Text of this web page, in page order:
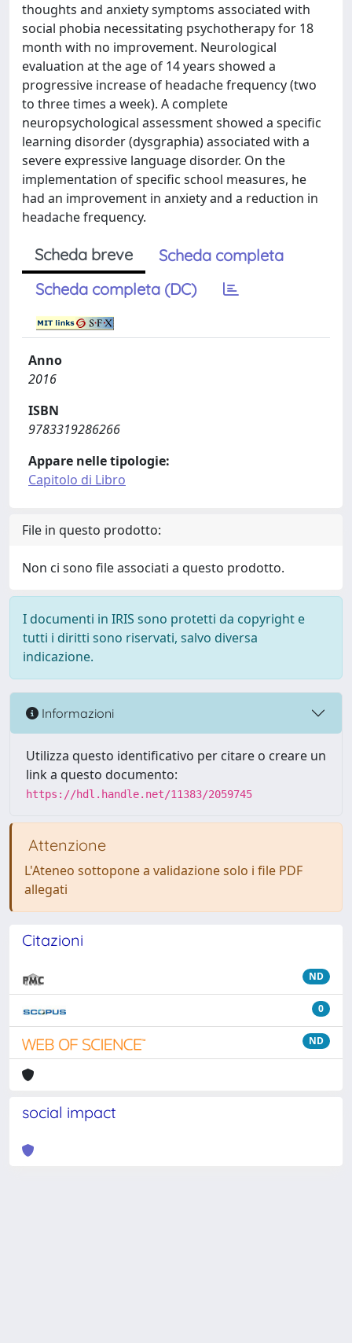
thoughts and anxiety symptoms associated with
social phobia necessitating psychotherapy for 18
month with no improvement. Neurological
evaluation at the age of 14 years showed a
progressive increase of headache frequency (two
to three times a week). A complete
neuropsychological assessment showed a specific
learning disorder (dysgraphia) associated with a
severe expressive language disorder. On the
implementation of specific school measures, he
had an improvement in anxiety and a reduction in
headache frequency.
Scheda breve
Scheda completa
Scheda completa (DC)
Anno
2016
ISBN
9783319286266
Appare nelle tipologie:
Capitolo di Libro
File in questo prodotto:
Non ci sono file associati a questo prodotto.
I documenti in IRIS sono protetti da copyright e
tutti i diritti sono riservati, salvo diversa
indicazione.
Informazioni
Utilizza questo identificativo per citare o creare un
link a questo documento:
https://hdl.handle.net/11383/2059745
Attenzione
L'Ateneo sottopone a validazione solo i file PDF
allegati
Citazioni
ND
0
ND
social impact